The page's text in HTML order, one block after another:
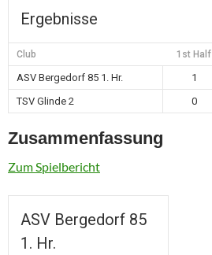
Ergebnisse
Club 1st Half
ASV Bergedorf 85 1. Hr. 1
TSV Glinde 2
0
Zusammenfassung
Zum Spielbericht
ASV Bergedorf 85
1. Hr.